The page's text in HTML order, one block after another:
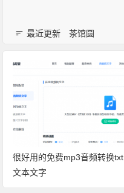
最近更新 茶馆圆
很好用的免费mp3音频转换txt
文本文字